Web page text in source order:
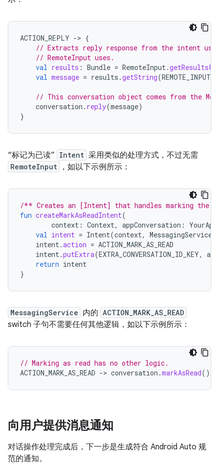
ACTION_REPLY -> {
// Extracts reply response from the intent
// RemoteInput uses.
val results : Bundle = RemoteInput.
val message = results .getString(
// This conversation object comes from the
conversation . reply(message)
}
“标记为已读” Intent 采用类似的处理方式，不过无需
RemoteInput ，如以下示例所示：
/** Creates an [Intent] that handles marking the
fun createMarkAsReadIntent(
context : Context, appConversation :
val intent = Intent(context, MessagingService
intent.action = ACTION_MARK_AS_READ
intent.putExtra(EXTRA_CONVERSATION_ID_KEY,
return intent
}
MessagingService 内的 ACTION_MARK_AS_READ
switch 子句不需要任何其他逻辑，如以下示例所示：
// Marking as read has no other logic.
ACTION_MARK_AS_READ -> conversation .markAsRead()
向用户提供消息通知
对话操作处理完成后，下一步是生成符合 Android Auto 规
范的通知。